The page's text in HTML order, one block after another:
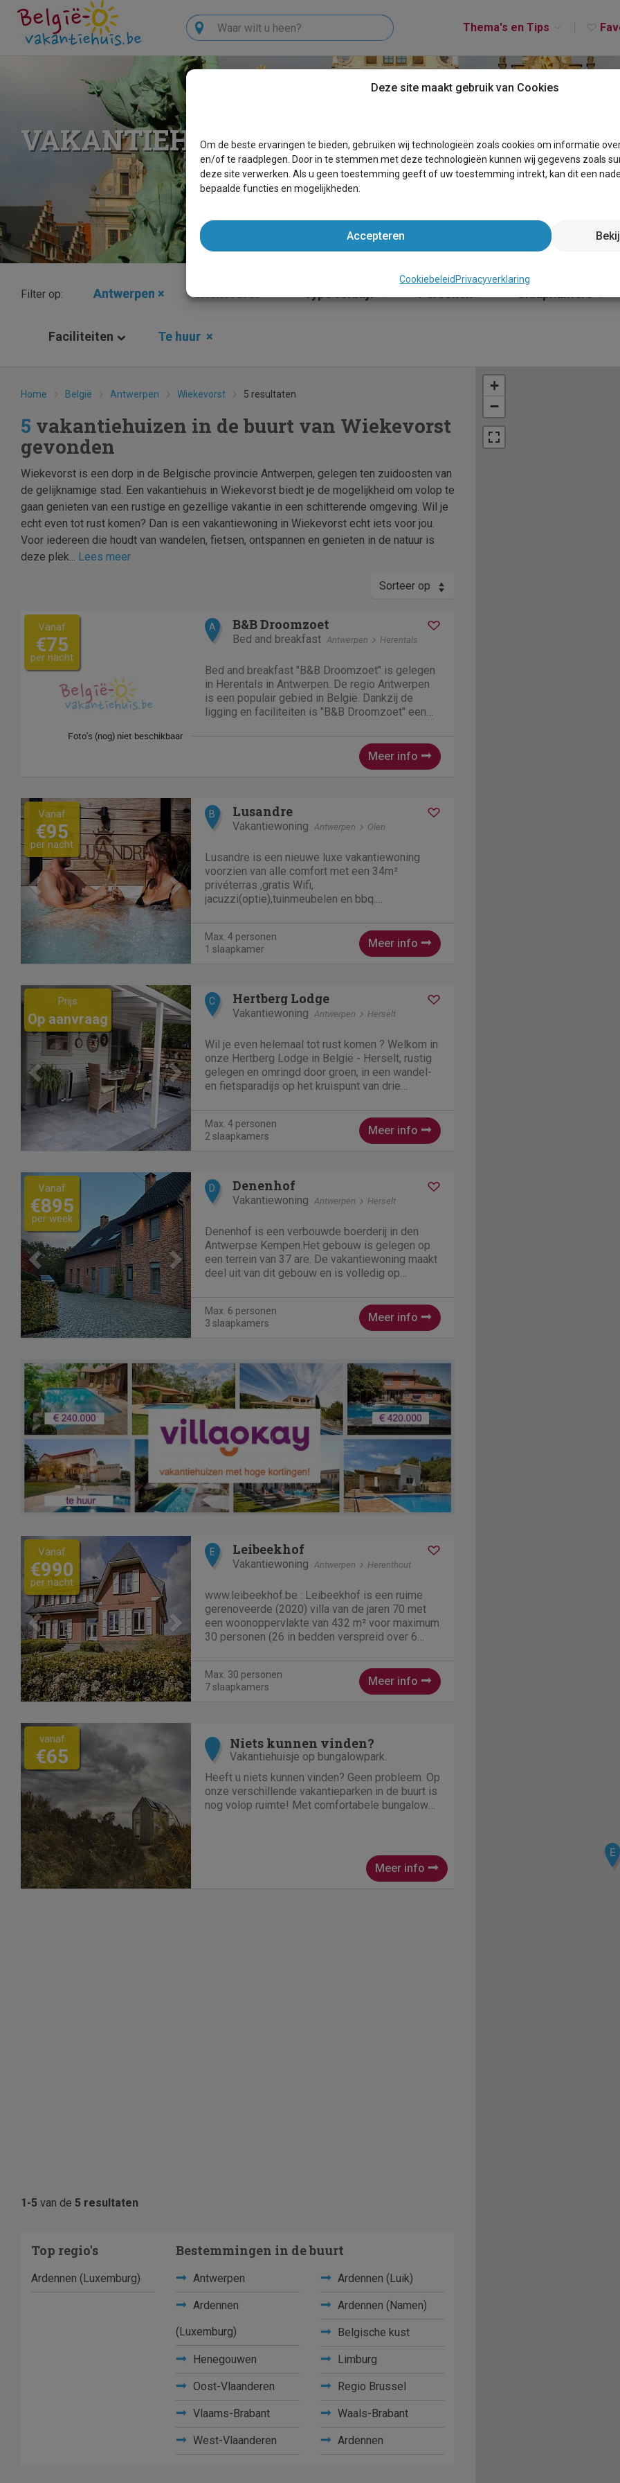
Thema's en Tips
Zoeken
VAKANTIEHUIZEN WIEKEVORST
Filter op: Antwerpen ×
Faciliteiten Te huur ×
Home België Antwerpen Wiekevorst 5 resultaten
5 vakantiehuizen in de buurt van Wiekevorst
gevonden
Wiekevorst is een dorp in de Belgische provincie Antwerpen, gelegen ten zuidoosten van
de gelijknamige stad. Een vakantiehuis in Wiekevorst biedt je de mogelijkheid om volop te
gaan genieten van een rustige en gezellige vakantie in een schitterende omgeving. Wil je
echt even tot rust komen? Dan is een vakantiewoning in Wiekevorst echt iets voor jou.
Voor iedereen die houdt van wandelen, fietsen, ontspannen en genieten in de natuur is
deze plek... Lees meer
Sorteer op
Vanaf
€75
per nacht
A B&B Droomzoet
Bed and breakfast Antwerpen Herentals
Bed and breakfast "B&B Droomzoet" is gelegen
in Herentals in Antwerpen. De regio Antwerpen
is een populair gebied in België. Dankzij de
ligging en faciliteiten is "B&B Droomzoet" een
Meer info
Previous Next
Vanaf
€95
per nacht
B Lusandre
Vakantiewoning Antwerpen Olen
Lusandre is een nieuwe luxe vakantiewoning
voorzien van alle comfort met een 34m²
privéterras ,gratis Wifi,
jacuzzi(optie),tuinmeubelen en bbq.
ontspannend of recreatief verblijf.
Max. 4 personen
1 slaapkamer
Meer info
Previous Next
Prijs
Op aanvraag
C Hertberg Lodge
Vakantiewoning Antwerpen Herselt
Wil je even helemaal tot rust komen ? Welkom in
onze Hertberg Lodge in België - Herselt, rustig
gelegen en omringd door groen, in een wandel-
en fietsparadijs op het kruispunt van drie
betaalbaar ! inclusief...
Max. 4 personen
2 slaapkamers
Meer info
Previous Next
Vanaf
€895
per week
D Denenhof
Vakantiewoning Antwerpen Herselt
Denenhof is een verbouwde boerderij in den
Antwerpse Kempen.Het gebouw is gelegen op
een terrein van 37 are. De vakantiewoning maakt
deel uit van dit gebouw en is volledig op
beschikbaar voor max. 6 personen. Wij...
Max. 6 personen
3 slaapkamers
Meer info
Previous Next
Vanaf
€990
per nacht
E Leibeekhof
Vakantiewoning Antwerpen Herenthout
www.leibeekhof.be : Leibeekhof is een ruime
gerenoveerde (2020) villa van de jaren 70 met
een woonoppervlakte van 432 m² voor maximum
30 personen (26 in bedden verspreid over 6
polyvalente zaal voor 60 personen. De...
Max. 30 personen
7 slaapkamers
Meer info
vanaf
€65
Meer info
Niets kunnen vinden?
Vakantiehuisje op bungalowpark.
Heeft u niets kunnen vinden? Geen probleem. Op
onze verschillende vakantieparken in de buurt is
nog volop ruimte! Met comfortabele bungalows
1-5 van de 5 resultaten
Top regio's
Ardennen (Luxemburg)
Bestemmingen in de buurt
Antwerpen Ardennen (Luik)
Ardennen
(Luxemburg)
Ardennen (Namen)
Belgische kust
Henegouwen Limburg
Oost-Vlaanderen Regio Brussel
Vlaams-Brabant Waals-Brabant
West-Vlaanderen Ardennen
E
+
−
Deze site maakt gebruik van Cookies
Om de beste ervaringen te bieden, gebruiken wij technologieën zoals cookies om informatie
en/of te raadplegen. Door in te stemmen met deze technologieën kunnen wij gegevens zoals
deze site verwerken. Als u geen toestemming geeft of uw toestemming intrekt, kan dit een
bepaalde functies en mogelijkheden.
Accepteren
Cookiebeleid Privacyverklaring